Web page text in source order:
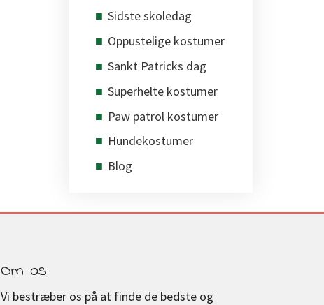
Sidste skoledag
Oppustelige kostumer
Sankt Patricks dag
Superhelte kostumer
Paw patrol kostumer
Hundekostumer
Blog
Om os
Vi bestræber os på at finde de bedste og